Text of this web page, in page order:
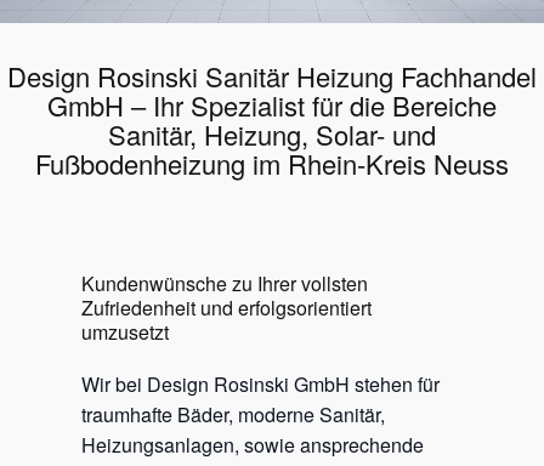
Design Rosinski Sanitär Heizung Fachhandel
GmbH – Ihr Spezialist für die Bereiche
Sanitär, Heizung, Solar- und
Fußbodenheizung im Rhein-Kreis Neuss
Kundenwünsche zu Ihrer vollsten
Zufriedenheit und erfolgsorientiert
umzusetzt
Wir bei Design Rosinski GmbH stehen für
traumhafte Bäder, moderne Sanitär,
Heizungsanlagen, sowie ansprechende